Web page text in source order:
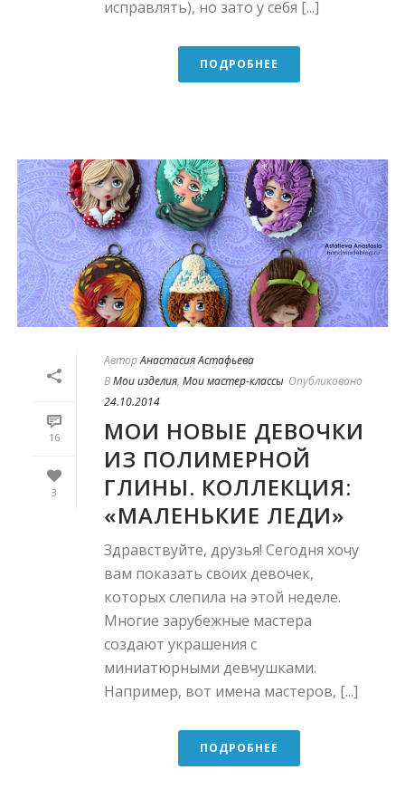
исправлять), но зато у себя [...]
ПОДРОБНЕЕ
16
3
АвторАнастасия Астафьева
ВМои изделия, Мои мастер-классы Опубликовано
24.10.2014
МОИ НОВЫЕ ДЕВОЧКИ
ИЗ ПОЛИМЕРНОЙ
ГЛИНЫ. КОЛЛЕКЦИЯ:
«МАЛЕНЬКИЕ ЛЕДИ»
Здравствуйте, друзья! Сегодня хочу
вам показать своих девочек,
которых слепила на этой неделе.
Многие зарубежные мастера
создают украшения с
миниатюрными девчушками.
Например, вот имена мастеров, [...]
ПОДРОБНЕЕ